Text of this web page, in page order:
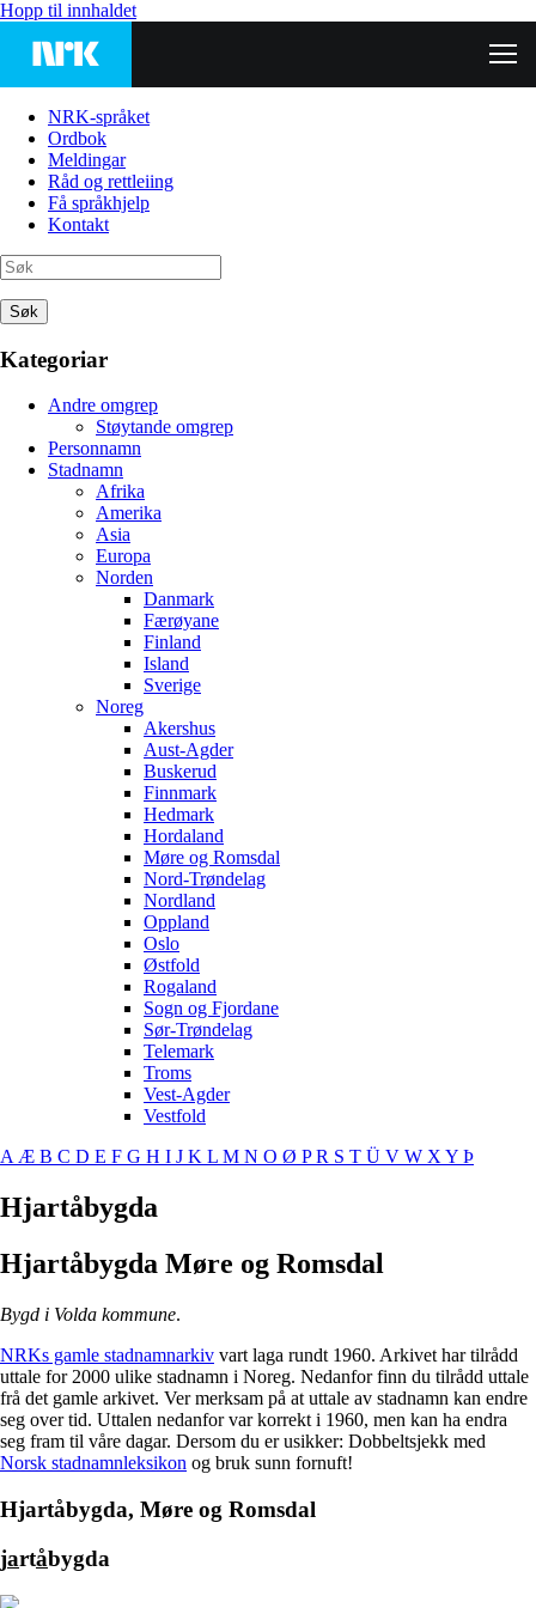
Hopp til innhaldet
NRK-språket
Ordbok
Meldingar
Råd og rettleiing
Få språkhjelp
Kontakt
Søk
Kategoriar
Andre omgrep
Støytande omgrep
Personnamn
Stadnamn
Afrika
Amerika
Asia
Europa
Norden
Danmark
Færøyane
Finland
Island
Sverige
Noreg
Akershus
Aust-Agder
Buskerud
Finnmark
Hedmark
Hordaland
Møre og Romsdal
Nord-Trøndelag
Nordland
Oppland
Oslo
Østfold
Rogaland
Sogn og Fjordane
Sør-Trøndelag
Telemark
Troms
Vest-Agder
Vestfold
AÆ B C D E F G H I J K L M N O Ø PR S T Ü V W XY Þ
Hjartåbygda
Hjartåbygda Møre og Romsdal
Bygd i Volda kommune.
NRKs gamle stadnamnarkiv vart laga rundt 1960. Arkivet har tilrådd
uttale for 2000 ulike stadnamn i Noreg. Nedanfor finn du tilrådd uttale
frå det gamle arkivet. Ver merksam på at uttale av stadnamn kan endre
seg over tid. Uttalen nedanfor var korrekt i 1960, men kan ha endra
seg fram til våre dagar. Dersom du er usikker: Dobbeltsjekk med
Norsk stadnamnleksikon og bruk sunn fornuft!
Hjartåbygda, Møre og Romsdal
jartåbygda